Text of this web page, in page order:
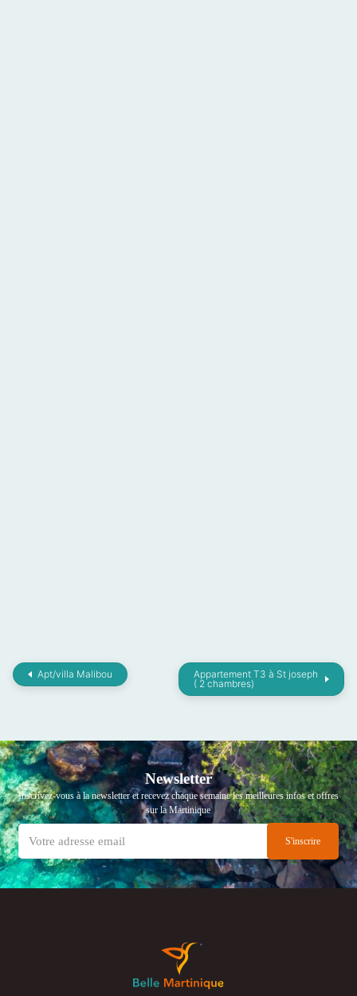
Apt/villa Malibou
Appartement T3 à St joseph
( 2 chambres)
Newsletter
Inscrivez-vous à la newsletter et recevez chaque semaine les meilleures infos et offres
sur la Martinique